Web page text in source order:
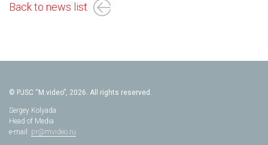
Back to news list
© PJSC “M.video”, 2026. All rights reserved.
Sergey Kolyada
Head of Media
e-mail: pr@mvideo.ru